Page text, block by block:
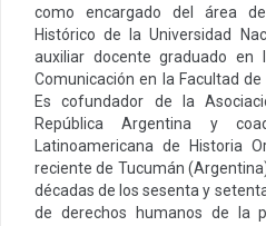
como encargado del área
Histórico de la Universidad
auxiliar docente graduado
Comunicación en la Facultad
Es cofundador de la
República Argentina y
Latinoamericana de Historia
reciente de Tucumán
décadas de los sesenta y
de derechos humanos de la